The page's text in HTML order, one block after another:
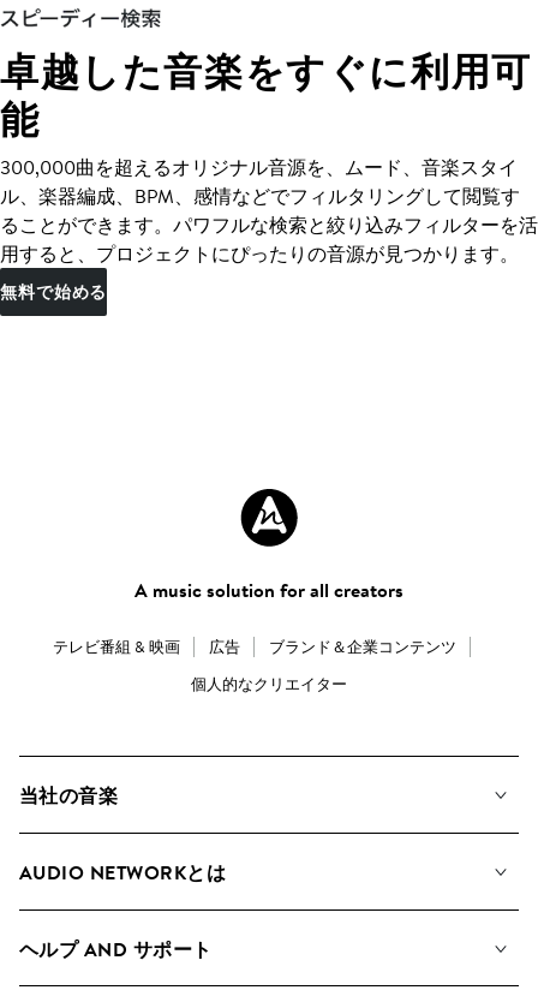
卓越した音楽をすぐに利用可
能
300,000曲を超えるオリジナル音源を、ムード、音楽スタイ
ル、楽器編成、BPM、感情などでフィルタリングして閲覧す
ることができます。パワフルな検索と絞り込みフィルターを活
用すると、プロジェクトにぴったりの音源が見つかります。
無料で始める
A music solution for all creators
テレビ番組 & 映画 広告
ブランド＆企業コンテンツ
個人的なクリエイター
当社の音楽
検索
アルバム
AUDIO NETWORKとは
ヘルプ AND サポート